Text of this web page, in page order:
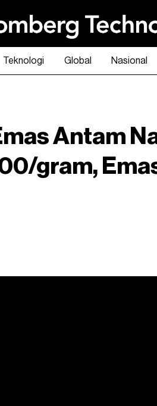
Teknologi Global Nasional
Antam
gram,